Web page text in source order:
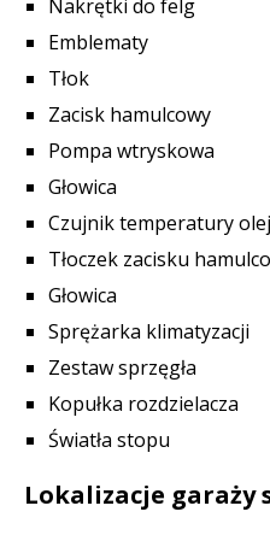
Nakrętki do felg
Emblematy
Tłok
Zacisk hamulcowy
Pompa wtryskowa
Głowica
Czujnik temperatury
Tłoczek zacisku
Głowica
Sprężarka klimatyzacji
Zestaw sprzęgła
Kopułka rozdzielacza
Światła stopu
Lokalizacje garaży